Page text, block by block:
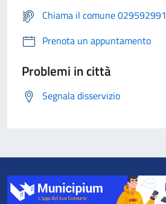
Chiama il comune 029592991
Prenota un appuntamento
Problemi in città
Segnala disservizio